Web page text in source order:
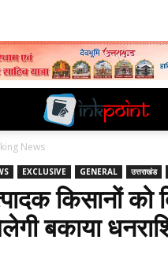
News
EXCLUSIVE GENERAL उत्तराखंड
किसानों को
बकाया